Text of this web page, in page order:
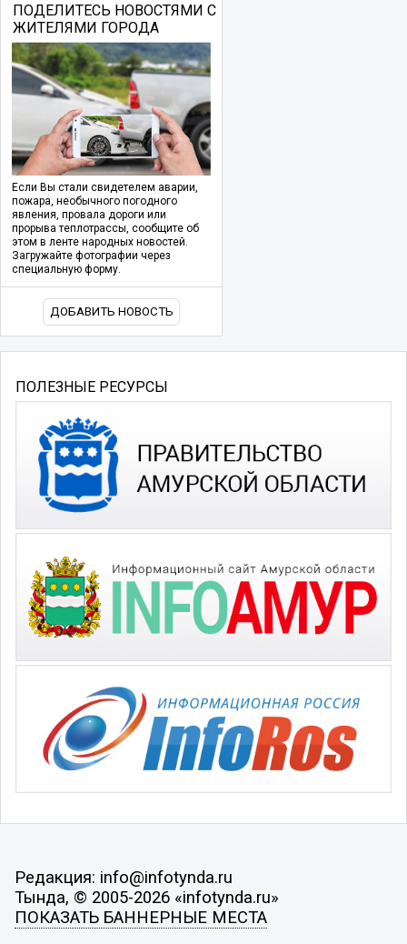
ПОДЕЛИТЕСЬ НОВОСТЯМИ С
ЖИТЕЛЯМИ ГОРОДА
Если Вы стали свидетелем аварии,
пожара, необычного погодного
явления, провала дороги или
прорыва теплотрассы, сообщите об
этом в ленте народных новостей.
Загружайте фотографии через
специальную форму.
ДОБАВИТЬ НОВОСТЬ
ПОЛЕЗНЫЕ РЕСУРСЫ
Редакция: info@infotynda.ru
Тында, © 2005-2026 «infotynda.ru»
ПОКАЗАТЬ БАННЕРНЫЕ МЕСТА